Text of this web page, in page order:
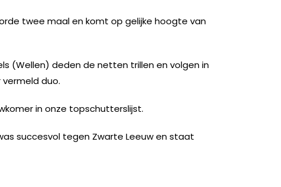
twee maal en komt op gelijke hoogte van
(Wellen) deden de netten trillen en volgen in
duo.
in onze topschutterslijst.
succesvol tegen Zwarte Leeuw en staat